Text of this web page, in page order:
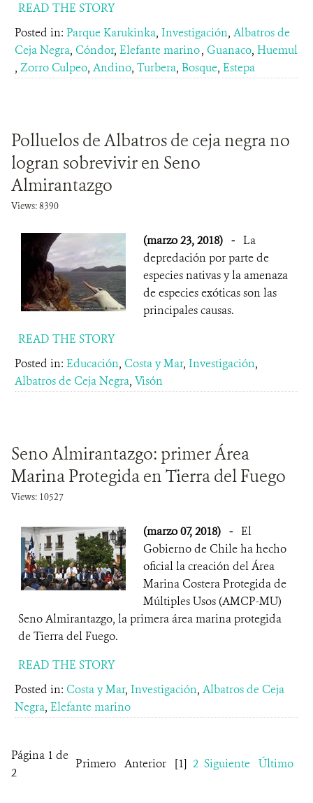
READ THE STORY
Posted in: Parque Karukinka, Investigación, Albatros de
Ceja Negra, Cóndor, Elefante marino, Guanaco, Huemul
, Zorro Culpeo, Andino, Turbera, Bosque, Estepa
Polluelos de Albatros de ceja negra no
logran sobrevivir en Seno
Almirantazgo
Views: 8390
(marzo 23, 2018) - La
depredación por parte de
especies nativas y la amenaza
de especies exóticas son las
principales causas.
READ THE STORY
Posted in: Educación, Costa y Mar, Investigación,
Albatros de Ceja Negra, Visón
Seno Almirantazgo: primer Área
Marina Protegida en Tierra del Fuego
Views: 10527
(marzo 07, 2018) - El
Gobierno de Chile ha hecho
oficial la creación del Área
Marina Costera Protegida de
Múltiples Usos (AMCP-MU)
Seno Almirantazgo, la primera área marina protegida
de Tierra del Fuego.
READ THE STORY
Posted in: Costa y Mar, Investigación, Albatros de Ceja
Negra, Elefante marino
Página 1 de
2
Primero Anterior [1] 2 Siguiente Último